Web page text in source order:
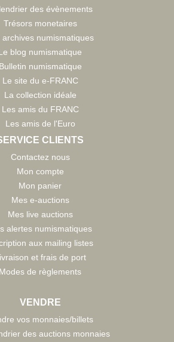
des évènements
Trésors monetaires
archives numismatiques
blog numismatique
Bulletin numismatique
Le site du e-FRANC
La collection idéale
Les amis du FRANC
Les amis de l'Euro
CLIENTS
Contactez nous
Mon compte
Mon panier
Mes e-auctions
Mes live auctions
alertes numismatiques
aux mailing listes
et frais de port
Modes de règlements
VENDRE
vos monnaies/billets
des auctions monnaies